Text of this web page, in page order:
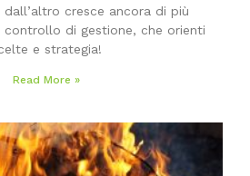
cresce ancora di più
controllo di gestione, che orienti
e strategia!
Read More »